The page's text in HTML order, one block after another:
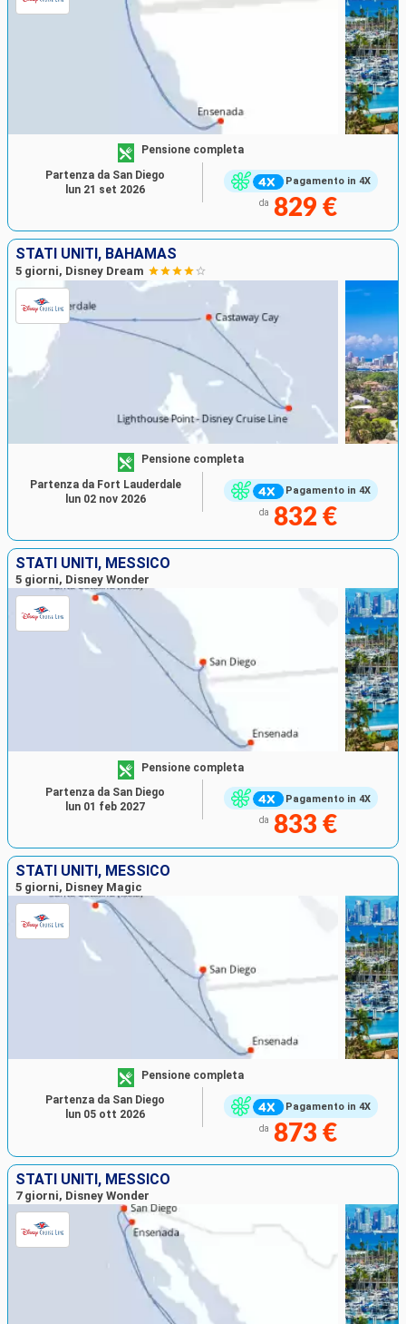
Pagamento in 4X
Pensione completa
da 829 €
Partenza da San Diego
lun 21 set 2026
STATI UNITI, BAHAMAS
5 giorni, Disney Dream
Pagamento in 4X
Pensione completa
da 832 €
Partenza da Fort Lauderdale
lun 02 nov 2026
STATI UNITI, MESSICO
5 giorni, Disney Wonder
Pagamento in 4X
Pensione completa
da 833 €
Partenza da San Diego
lun 01 feb 2027
STATI UNITI, MESSICO
5 giorni, Disney Magic
Pagamento in 4X
Pensione completa
da 873 €
Partenza da San Diego
lun 05 ott 2026
STATI UNITI, MESSICO
7 giorni, Disney Wonder